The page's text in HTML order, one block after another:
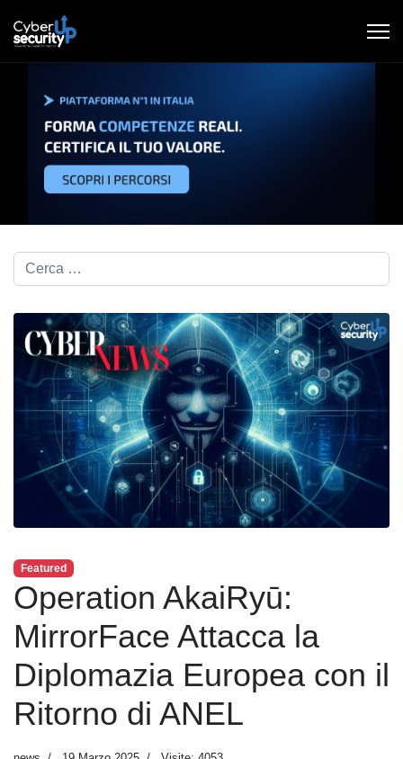
Cerca nel blog...
Featured
Operation AkaiRyū:
MirrorFace Attacca la
Diplomazia Europea con il
Ritorno di ANEL